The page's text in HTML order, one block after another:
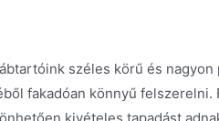
széles körű és
fakadóan könnyű